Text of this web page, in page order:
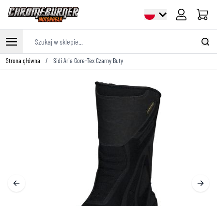
Cart
Przejdź do treści
Strona główna / Sidi Aria Gore-Tex Czarny Buty